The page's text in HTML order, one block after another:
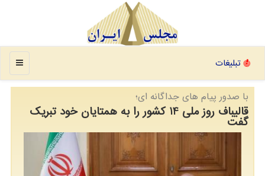
منو تبلیغات
با صدور پیام های جداگانه ای؛
قالیباف روز ملی 14 کشور را به همتایان خود تبریک
گفت